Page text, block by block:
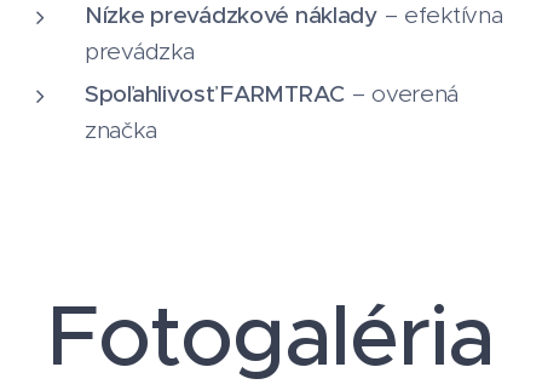
škálou doplnkového vybavenia.
Nízke prevádzkové náklady– efektívna
prevádzka
Spoľahlivosť FARMTRAC – overená
značka
Fotogaléria